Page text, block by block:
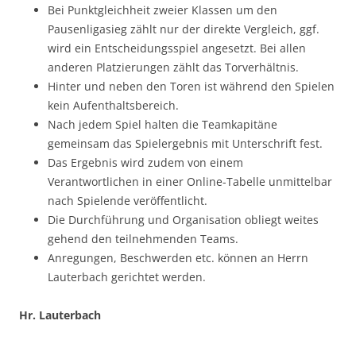
Bei Punktgleichheit zweier Klassen um den
Pausenligasieg zählt nur der direkte Vergleich, ggf.
wird ein Entscheidungsspiel angesetzt. Bei allen
anderen Platzierungen zählt das Torverhältnis.
Hinter und neben den Toren ist während den Spielen
kein Aufenthaltsbereich.
Nach jedem Spiel halten die Teamkapitäne
gemeinsam das Spielergebnis mit Unterschrift fest.
Das Ergebnis wird zudem von einem
Verantwortlichen in einer Online-Tabelle unmittelbar
nach Spielende veröffentlicht.
Die Durchführung und Organisation obliegt weites
gehend den teilnehmenden Teams.
Anregungen, Beschwerden etc. können an Herrn
Lauterbach gerichtet werden.
Hr. Lauterbach